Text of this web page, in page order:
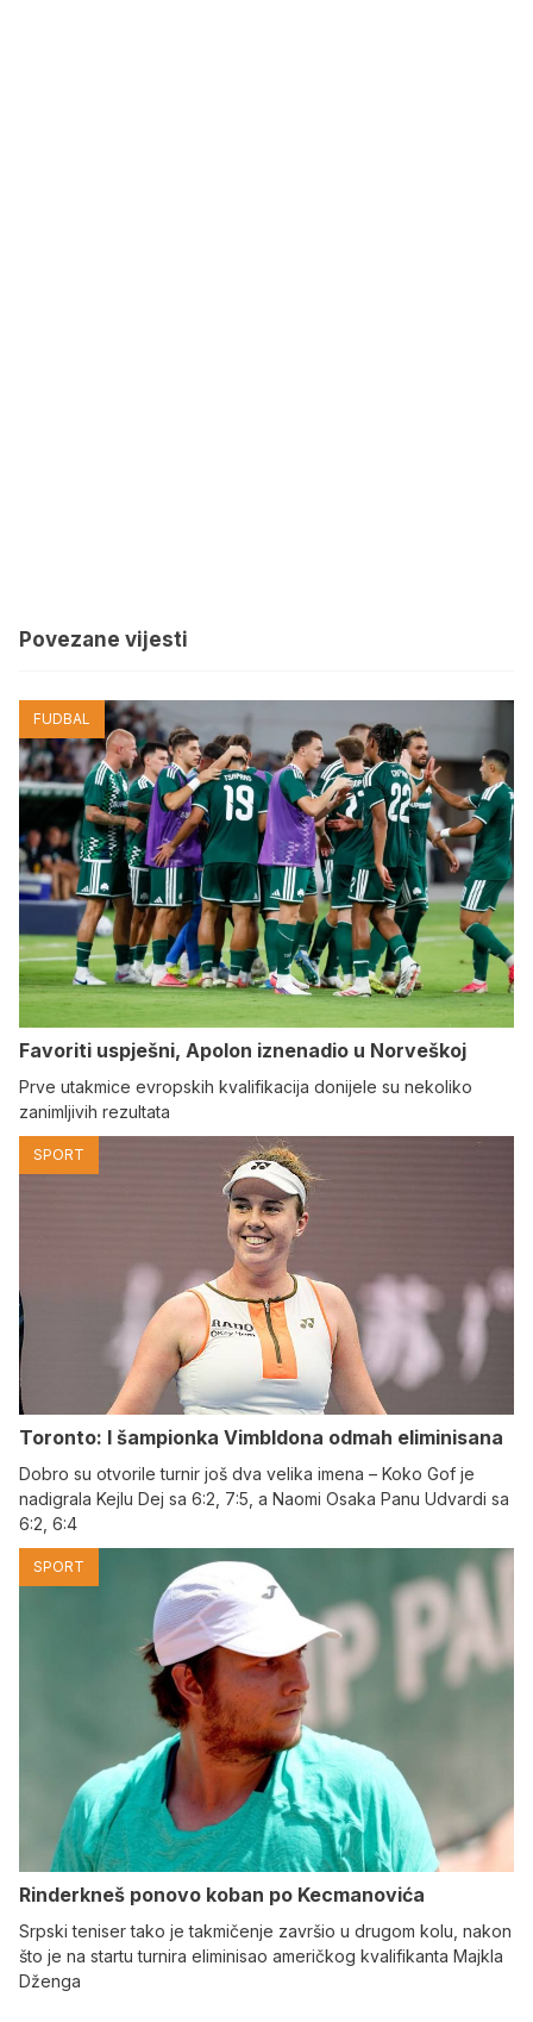
Povezane vijesti
FUDBAL
Favoriti uspješni, Apolon iznenadio u Norveškoj
Prve utakmice evropskih kvalifikacija donijele su nekoliko
zanimljivih rezultata
SPORT
Toronto: I šampionka Vimbldona odmah eliminisana
Dobro su otvorile turnir još dva velika imena – Koko Gof je
nadigrala Kejlu Dej sa 6:2, 7:5, a Naomi Osaka Panu Udvardi sa
6:2, 6:4
SPORT
Rinderkneš ponovo koban po Kecmanovića
Srpski teniser tako je takmičenje završio u drugom kolu, nakon
što je na startu turnira eliminisao američkog kvalifikanta Majkla
Dženga